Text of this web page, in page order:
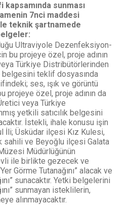
sunması
7nci maddesi
teknik şartnamede
Ultraviyole Dezenfeksiyon-
bu projeye özel, proje adının
Türkiye Distribütörlerinden
belgesini teklif dosyasında
ses, ışık ve görüntü
projeye özel, proje adının da
veya Türkiye
yetkili satıcılık belgesini
İstekli, ihale konusu işin
İli; Üsküdar ilçesi Kız Kulesi,
sahili ve Beyoğlu ilçesi Galata
Müdürlüğünün
ile birlikte gezecek ve
Görme Tutanağını” alacak ve
sunacaktır. Yetki belgelerini
sunmayan isteklilerin,
alınmayacaktır.